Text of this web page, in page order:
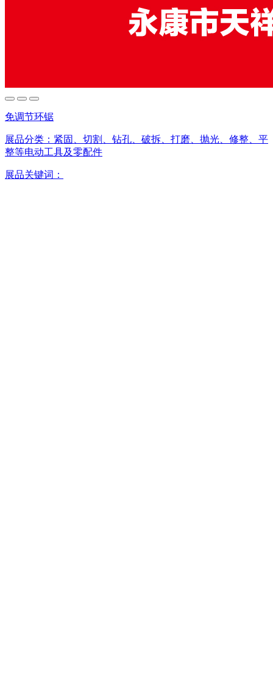
免调节环锯
展品分类： 紧固、切割、钻孔、破拆、打磨、抛光、修整、平
整等电动工具及零配件
展品关键词：